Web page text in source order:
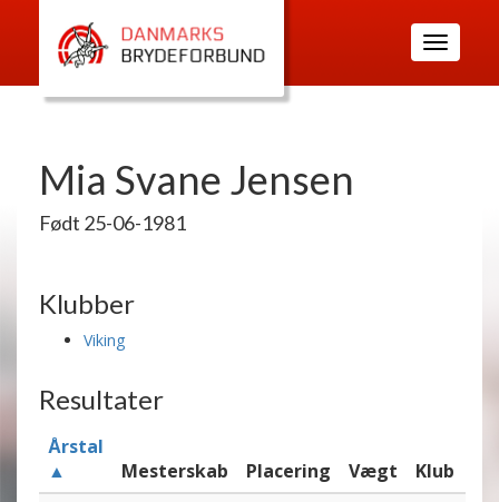
Toggle
navigation
Mia Svane Jensen
Født 25-06-1981
Klubber
Viking
Resultater
Årstal
▲
Mesterskab Placering Vægt Klub